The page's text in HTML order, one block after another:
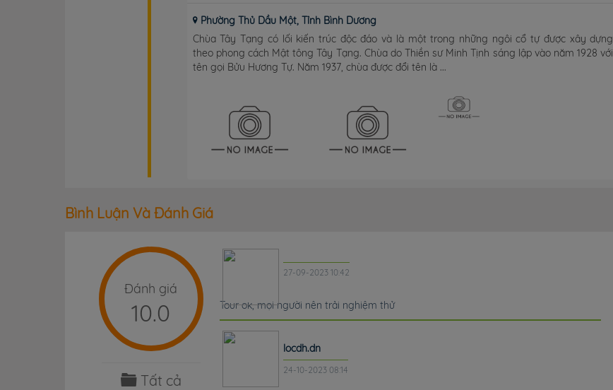
Phường Thủ Dầu Một, Tỉnh Bình Dương
Chùa Tây Tạng có lối kiến trúc độc đáo và là một trong những ngôi cổ tự được xây dựng
theo phong cách Mật tông Tây Tạng. Chùa do Thiền sư Minh Tịnh sáng lập vào năm 1928 với
tên gọi Bửu Hương Tự. Năm 1937, chùa được đổi tên là ...
Bình Luận Và Đánh Giá
Đánh giá
10.0
Tất cả
27-09-2023 10:42
Tour ok, mọi người nên trải nghiệm thử
locdh.dn
24-10-2023 08:14